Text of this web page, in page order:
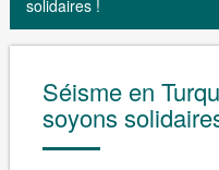
solidaires !
Séisme en
soyons